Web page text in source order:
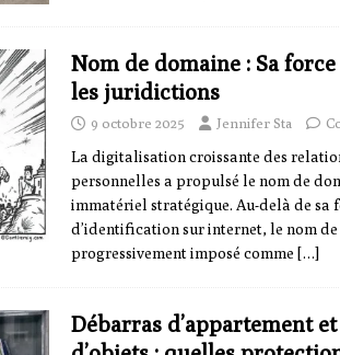
Nom de domaine : Sa
les juridictions
9 octobre 2025 Jennifer Sta
La digitalisation croissante des
personnelles a propulsé le nom de
immatériel stratégique. Au-delà de sa
d’identification sur internet, le nom de
progressivement imposé comme […]
Débarras d’appartement